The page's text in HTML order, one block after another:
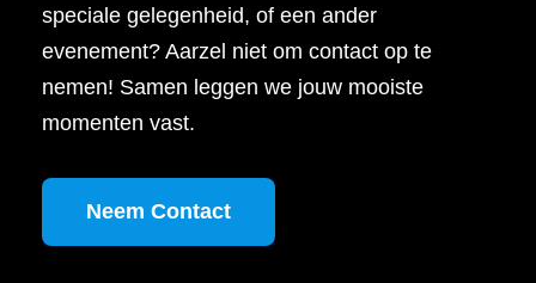
speciale gelegenheid, of een ander
evenement? Aarzel niet om contact op te
nemen! Samen leggen we jouw mooiste
momenten vast.
Neem Contact